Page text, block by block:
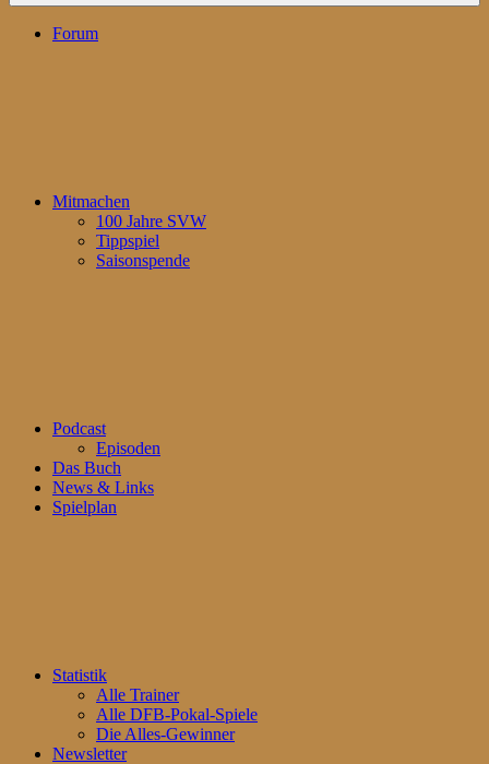
Forum
Mitmachen
100 Jahre SVW
Tippspiel
Saisonspende
Podcast
Episoden
Das Buch
News & Links
Spielplan
Statistik
Alle Trainer
Alle DFB-Pokal-Spiele
Die Alles-Gewinner
Newsletter